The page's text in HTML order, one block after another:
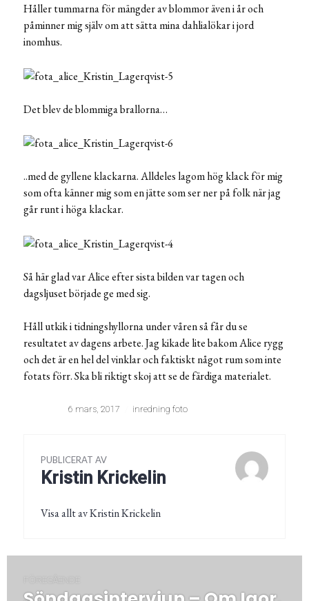
Håller tummarna för mängder av blommor även i år och
påminner mig själv om att sätta mina dahlialökar i jord
inomhus.
Det blev de blommiga brallorna…
..med de gyllene klackarna. Alldeles lagom hög klack för mig
som ofta känner mig som en jätte som ser ner på folk när jag
går runt i höga klackar.
Så här glad var Alice efter sista bilden var tagen och
dagsljuset började ge med sig.
Håll utkik i tidningshyllorna under våren så får du se
resultatet av dagens arbete. Jag kikade lite bakom Alice rygg
och det är en hel del vinklar och faktiskt något rum som inte
fotats förr. Ska bli riktigt skoj att se de färdiga materialet.
6 mars, 2017 inredning foto
PUBLICERAT AV
Kristin Krickelin
Visa allt av Kristin Krickelin
FÖREGÅENDE
Föregående